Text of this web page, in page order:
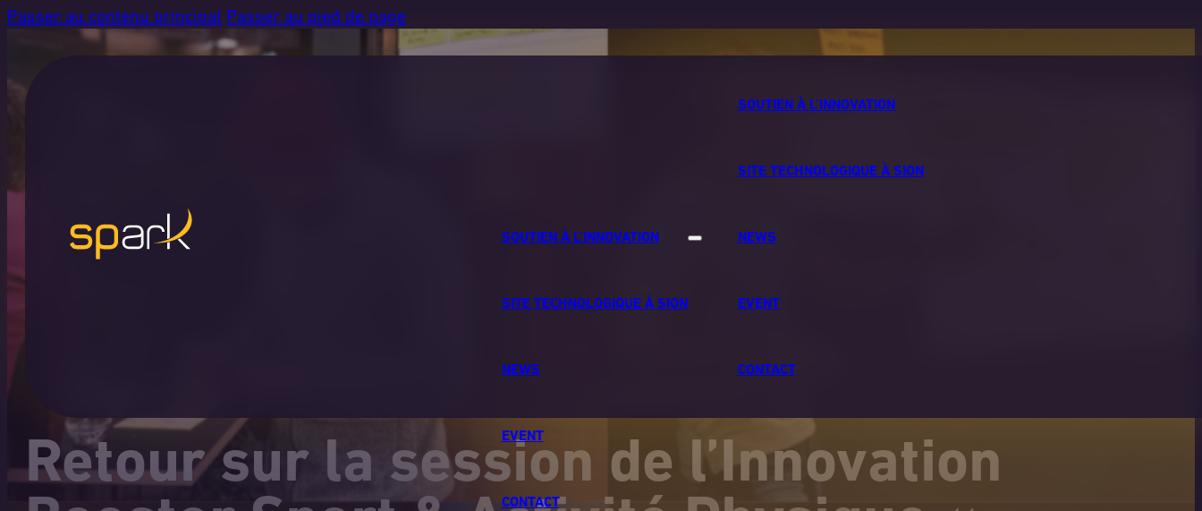
Passer au contenu principal Passer au pied de page
SOUTIEN À L’INNOVATION
SITE TECHNOLOGIQUE À SION
NEWS
EVENT
CONTACT
SOUTIEN À L’INNOVATION
SITE TECHNOLOGIQUE À SION
NEWS
EVENT
CONTACT
Retour sur la session de l’Innovation